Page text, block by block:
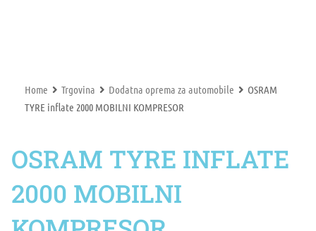
Home Trgovina Dodatna oprema za automobile
OSRAM
TYRE inflate 2000 MOBILNI KOMPRESOR
OSRAM TYRE INFLATE
2000 MOBILNI